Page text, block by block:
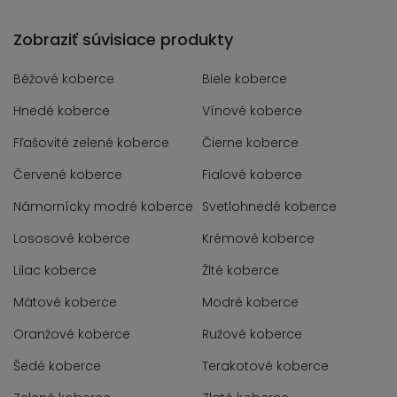
Zobraziť súvisiace produkty
Béžové koberce
Biele koberce
Hnedé koberce
Vínové koberce
Fľašovité zelené koberce
Čierne koberce
Červené koberce
Fialové koberce
Námornícky modré koberce Svetlohnedé koberce
Lososové koberce
Krémové koberce
Lilac koberce
Žlté koberce
Mätové koberce
Modré koberce
Oranžové koberce
Ružové koberce
Šedé koberce
Terakotové koberce